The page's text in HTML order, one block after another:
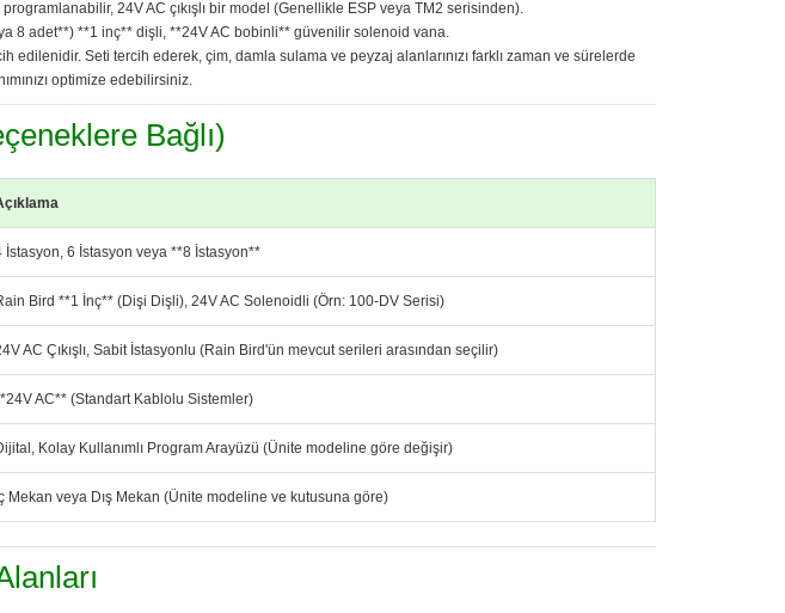
24V AC çıkışlı bir model (Genellikle ESP veya TM2 serisinden).
8 adet**) **1 inç** dişli, **24V AC bobinli** güvenilir solenoid vana.
Seti tercih ederek, çim, damla sulama ve peyzaj alanlarınızı farklı zaman ve sürelerde
optimize edebilirsiniz.
Bağlı)
İstasyon, 6 İstasyon veya **8 İstasyon**
Bird **1 İnç** (Dişi Dişli), 24V AC Solenoidli (Örn: 100-DV Serisi)
AC Çıkışlı, Sabit İstasyonlu (Rain Bird'ün mevcut serileri arasından seçilir)
AC** (Standart Kablolu Sistemler)
Kolay Kullanımlı Program Arayüzü (Ünite modeline göre değişir)
Mekan veya Dış Mekan (Ünite modeline ve kutusuna göre)